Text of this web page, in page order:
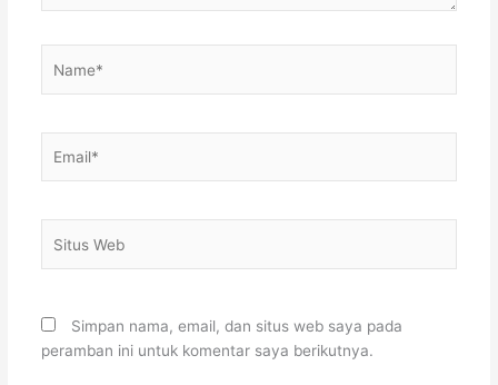
Web
Simpan nama, email, dan situs web saya pada
peramban ini untuk komentar saya berikutnya.